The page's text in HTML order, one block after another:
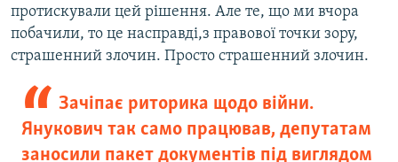
протискували цей рішення. Але те, що ми вчора
побачили, то це насправді,з правової точки зору,
страшенний злочин. Просто страшенний злочин.
Зачіпає риторика щодо війни.
Янукович так само працював, депутатам
заносили пакет документів під виглядом